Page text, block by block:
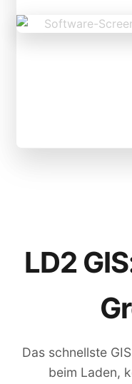
LD2
Das schnellste
beim Laden,